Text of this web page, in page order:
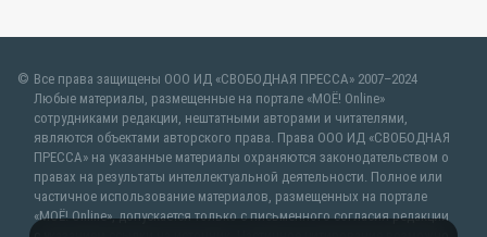
Все права защищены ООО ИД «СВОБОДНАЯ ПРЕССА» 2007–2024
Любые материалы, размещенные на портале «МОЁ! Online»
сотрудниками редакции, нештатными авторами и читателями,
являются объектами авторского права. Права ООО ИД «СВОБОДНАЯ
ПРЕССА» на указанные материалы охраняются законодательством о
правах на результаты интеллектуальной деятельности. Полное или
частичное использование материалов, размещенных на портале
«МОЁ! Online», допускается только с письменного согласия редакции